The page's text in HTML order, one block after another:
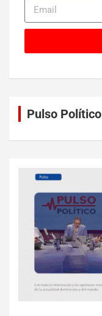
Pulso Político